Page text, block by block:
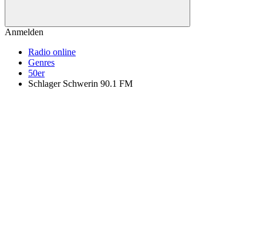
Anmelden
Radio online
Genres
50er
Schlager Schwerin 90.1 FM